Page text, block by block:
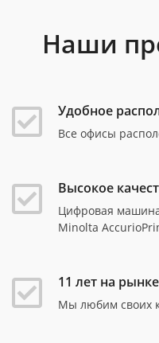
Наши
Удобное
Все офисы
Высокое
Цифровая
Minolta
11 лет на рынке
Мы любим своих